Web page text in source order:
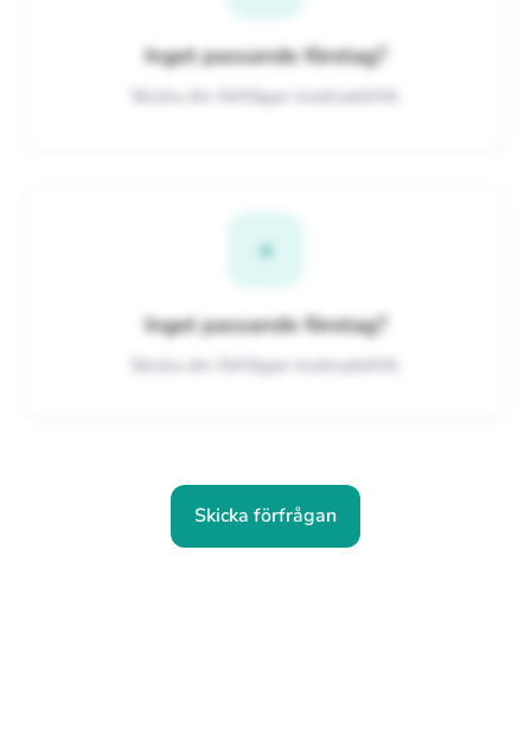
Inget passande företag?
Skicka din förfrågan kostnadsfritt.
+
Inget passande företag?
Skicka din förfrågan kostnadsfritt.
Skicka förfrågan